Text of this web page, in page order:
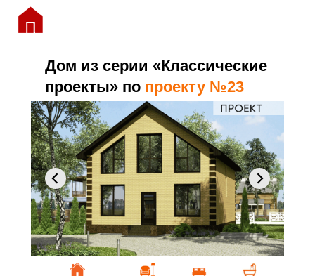
Дом из серии «Классические
проекты» по проекту №23